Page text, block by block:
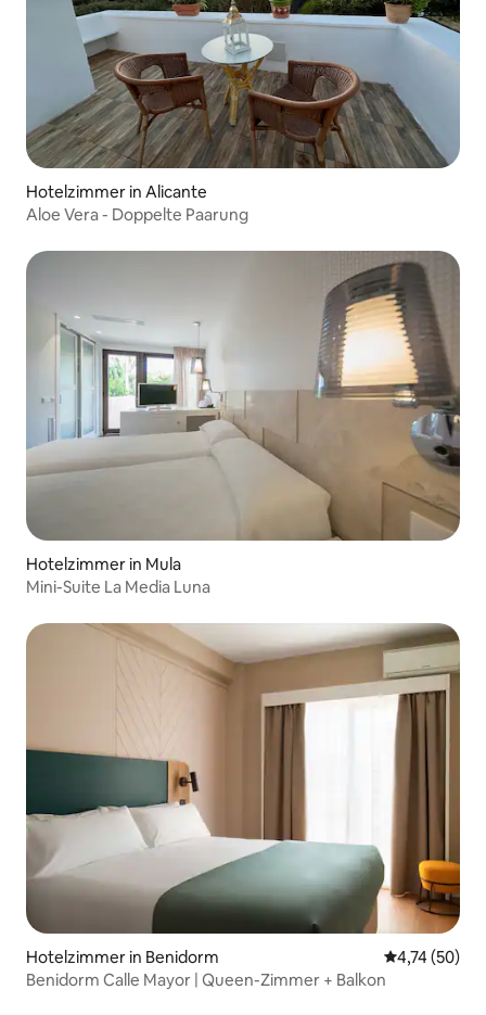
Hotelzimmer in Alicante
Aloe Vera - Doppelte Paarung
Hotelzimmer in Mula
Mini-Suite La Media Luna
Hotelzimmer in Benidorm
4,74 (50)
Benidorm Calle Mayor | Queen-Zimmer + Balkon